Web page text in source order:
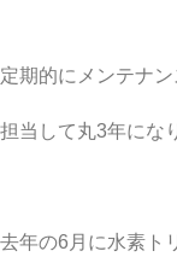
定期的にメンテナ
担当して丸3年にな
去年の6月に水素ト